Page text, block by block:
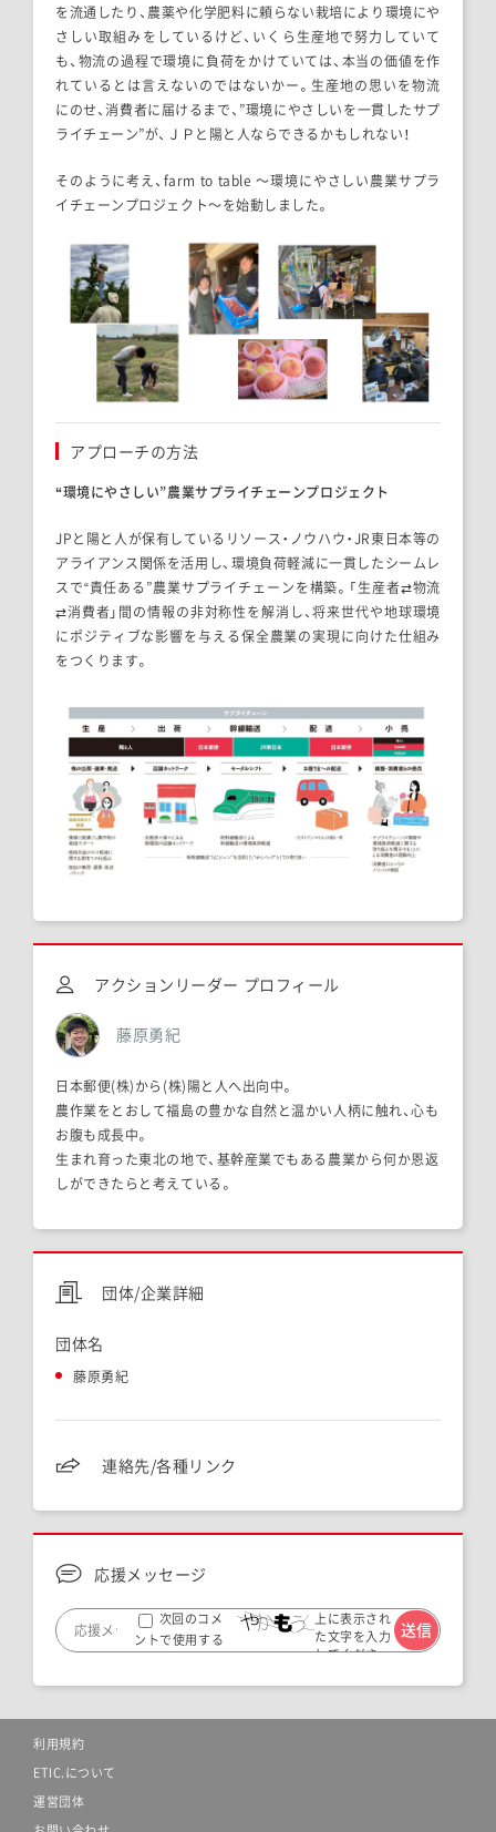
を流通したり、農薬や化学肥料に頼らない栽培により環境にや
さしい取組みをしているけど、いくら生産地で努力していて
も、物流の過程で環境に負荷をかけていては、本当の価値を作
れているとは言えないのではないかー。生産地の思いを物流
にのせ、消費者に届けるまで、”環境にやさしいを一貫したサプ
ライチェーン”が、ＪＰと陽と人ならできるかもしれない！
そのように考え、farm to table 〜環境にやさしい農業サプラ
イチェーンプロジェクト〜を始動しました。
アプローチの方法
“環境にやさしい”農業サプライチェーンプロジェクト
JPと陽と人が保有しているリソース・ノウハウ・JR東日本等の
アライアンス関係を活用し、環境負荷軽減に一貫したシームレ
スで“責任ある”農業サプライチェーンを構築。「生産者⇄物流
⇄消費者」間の情報の非対称性を解消し、将来世代や地球環境
にポジティブな影響を与える保全農業の実現に向けた仕組み
をつくります。
アクションリーダー プロフィール
藤原勇紀
日本郵便(株)から(株)陽と人へ出向中。
農作業をとおして福島の豊かな自然と温かい人柄に触れ、心も
お腹も成長中。
生まれ育った東北の地で、基幹産業でもある農業から何か恩返
しができたらと考えている。
団体/企業詳細
団体名
藤原勇紀
連絡先/各種リンク
応援メッセージ
次回のコメ
ントで使用する
ためブラウザー
上に表示され
た文字を入力
してくださ
利用規約
ETIC.について
運営団体